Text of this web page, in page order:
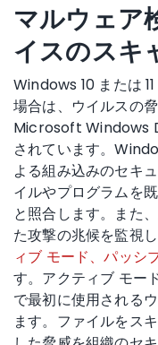
マルウェア
イスのスキ
Windows 10 または
場合は、ウイルスの
Microsoft Windows
されています。
よる組み込みのセキ
イルやプログラムを
と照合します。また
た攻撃の兆候を監視
ィブ モード、パッシ
す。アクティブ モー
で最初に使用される
ます。ファイルをス